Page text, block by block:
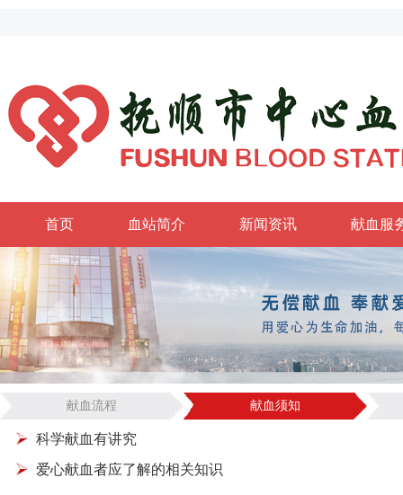
首页 血站简介 新闻资讯 献血服
政务
献血流程 献血须知
科学献血有讲究
爱心献血者应了解的相关知识